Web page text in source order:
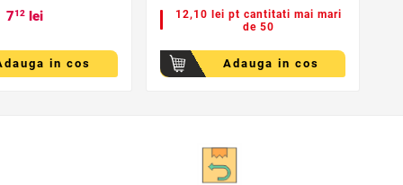
712 lei
in cos
12,10 lei pt cantitati mai mari
de 50
Adauga in cos